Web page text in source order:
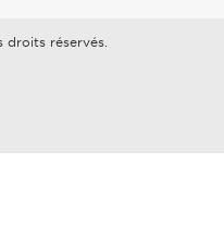
droits réservés.